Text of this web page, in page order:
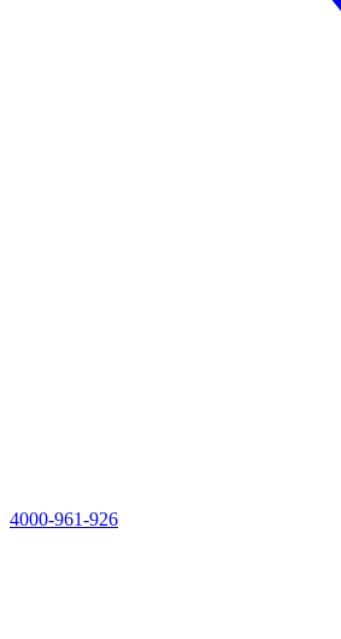
4000-961-926